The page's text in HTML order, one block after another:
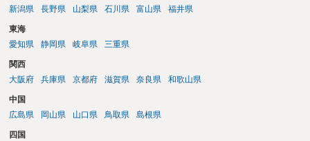
新潟県
長野県 山梨県 石川県 富山県 福井県
東海
愛知県
静岡県 岐阜県 三重県
関西
大阪府
兵庫県 京都府 滋賀県 奈良県 和歌山県
中国
広島県
岡山県 山口県 鳥取県 島根県
四国